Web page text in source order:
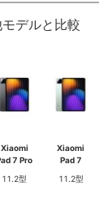
デルと比較
Xiaomi
7 Pro
11.2型
Xiaomi
Pad 7
11.2型